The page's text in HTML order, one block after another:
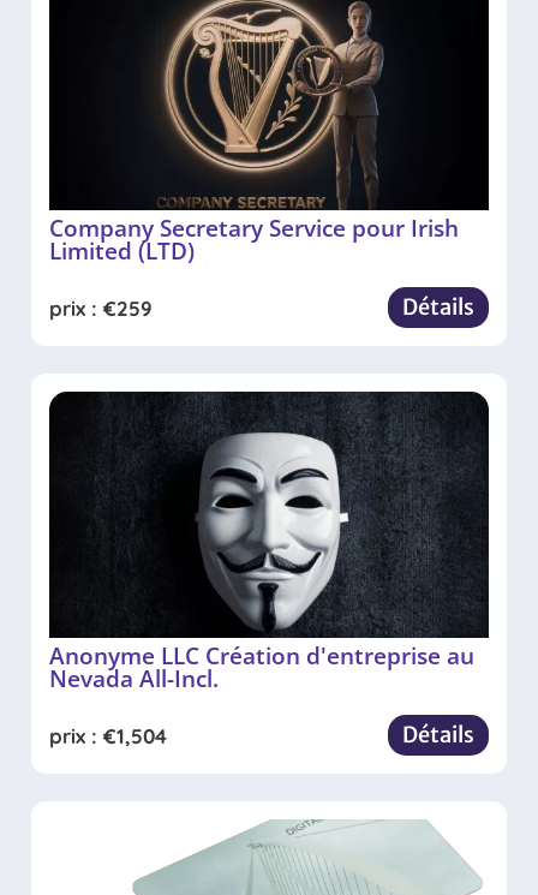
Company Secretary Service pour Irish
Limited (LTD)
prix : €259 Détails
Anonyme LLC Création d'entreprise au
Nevada All-Incl.
prix : €1,504 Détails